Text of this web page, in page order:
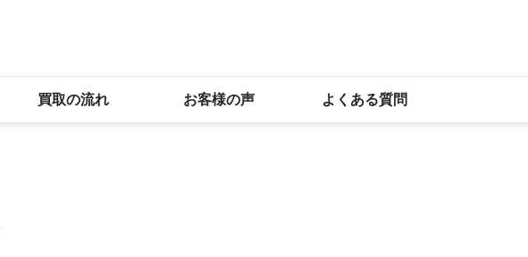
買取の流れ お客様の声 よくある質問